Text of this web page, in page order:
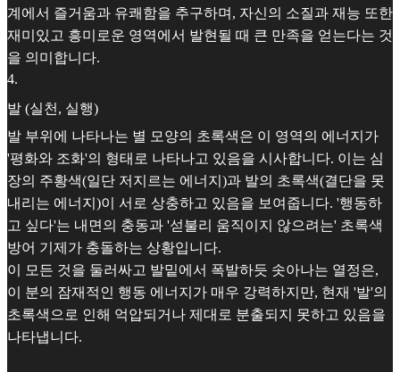
계에서 즐거움과 유쾌함을 추구하며, 자신의 소질과 재능 또한
재미있고 흥미로운 영역에서 발현될 때 큰 만족을 얻는다는 것
을 의미합니다.
4.
발 (실천, 실행)
발 부위에 나타나는 별 모양의 초록색은 이 영역의 에너지가
'평화와 조화'의 형태로 나타나고 있음을 시사합니다. 이는 심
장의 주황색(일단 저지르는 에너지)과 발의 초록색(결단을 못
내리는 에너지)이 서로 상충하고 있음을 보여줍니다. '행동하
고 싶다'는 내면의 충동과 '섣불리 움직이지 않으려는' 초록색
방어 기제가 충돌하는 상황입니다.
이 모든 것을 둘러싸고 발밑에서 폭발하듯 솟아나는 열정은,
이 분의 잠재적인 행동 에너지가 매우 강력하지만, 현재 '발'의
초록색으로 인해 억압되거나 제대로 분출되지 못하고 있음을
나타냅니다.